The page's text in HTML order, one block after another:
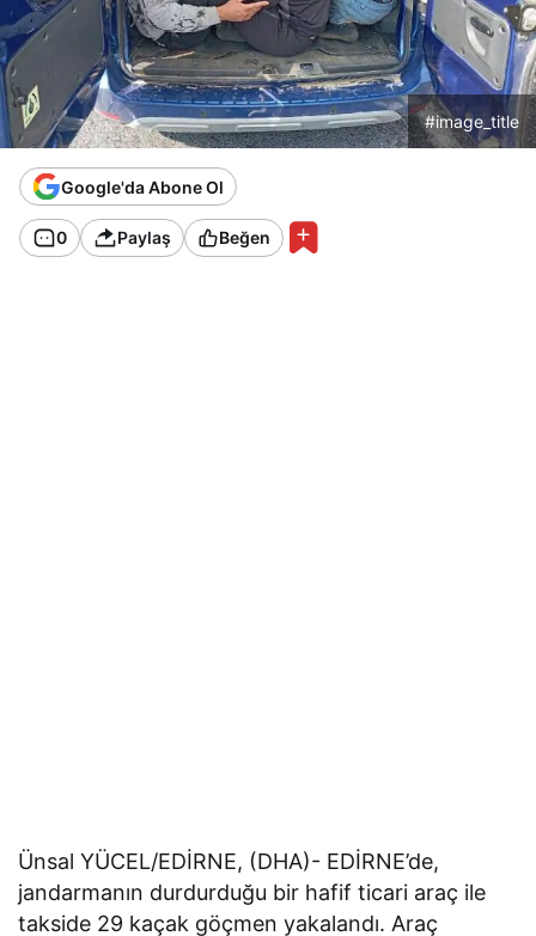
#image_title
Google'da Abone Ol
0 Paylaş Beğen
Ünsal YÜCEL/EDİRNE, (DHA)- EDİRNE’de,
jandarmanın durdurduğu bir hafif ticari araç ile
takside 29 kaçak göçmen yakalandı. Araç